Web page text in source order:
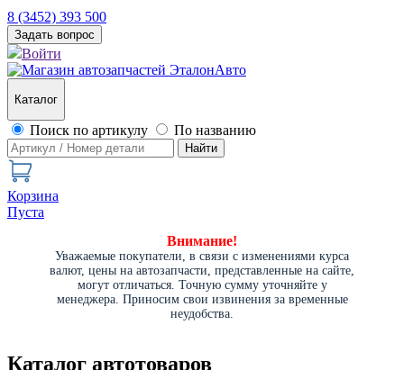
8 (3452) 393 500
Задать вопрос
Войти
Каталог
Поиск по артикулу По названию
Найти
Корзина
Пуста
Внимание!
Уважаемые покупатели, в связи с изменениями курса
валют, цены на автозапчасти, представленные на сайте,
могут отличаться. Точную сумму уточняйте у
менеджера. Приносим свои извинения за временные
неудобства.
Каталог автотоваров